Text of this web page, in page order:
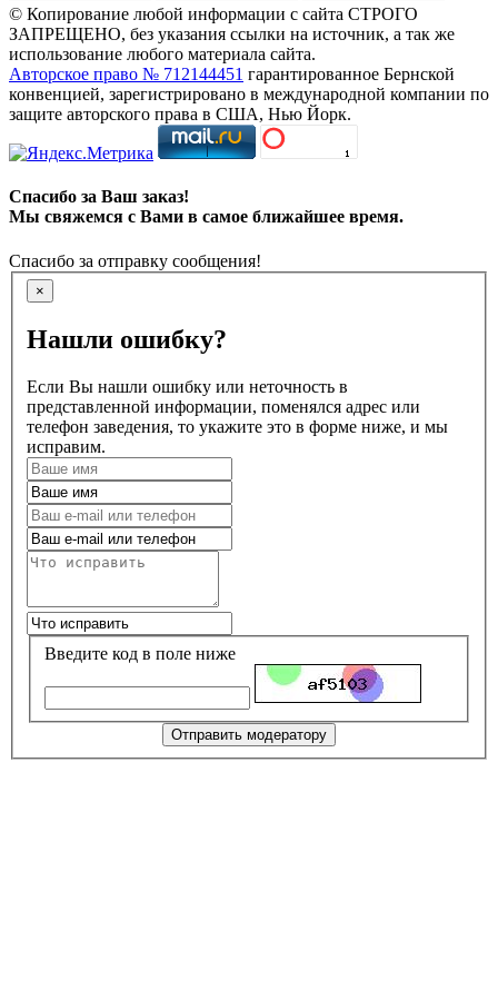
© Копирование любой информации с сайта СТРОГО
ЗАПРЕЩЕНО, без указания ссылки на источник, а так же
использование любого материала сайта.
Авторское право № 712144451 гарантированное Бернской
конвенцией, зарегистрировано в международной компании по
защите авторского права в США, Нью Йорк.
Спасибо за Ваш заказ!
Мы свяжемся с Вами в самое ближайшее время.
Спасибо за отправку сообщения!
×
Нашли ошибку?
Если Вы нашли ошибку или неточность в
представленной информации, поменялся адрес или
телефон заведения, то укажите это в форме ниже, и мы
исправим.
Введите код в поле ниже
Отправить модератору